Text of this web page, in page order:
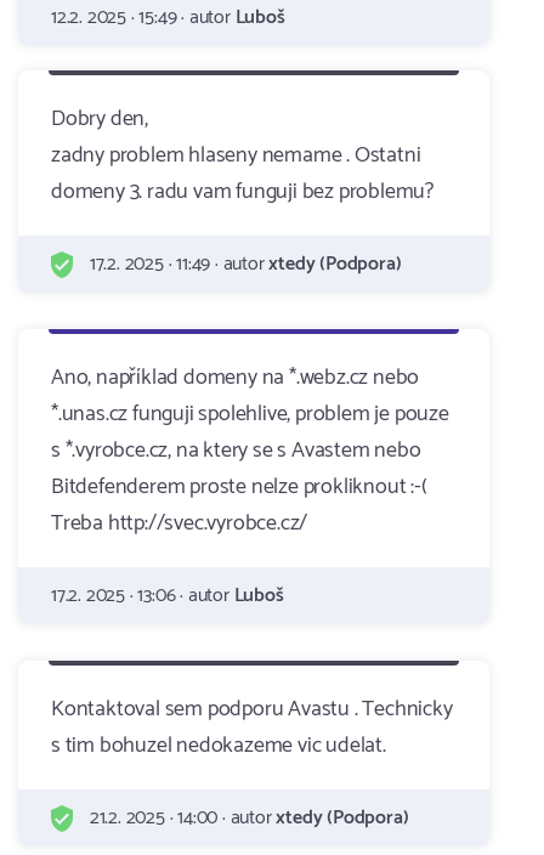
12.2. 2025 · 15:49 · autorLuboš
Dobry den,
zadny problem hlaseny nemame . Ostatni
domeny 3. radu vam funguji bez problemu?
17.2. 2025 · 11:49 · autorxtedy (Podpora)
Ano, například domeny na *.webz.cz nebo
*.unas.cz funguji spolehlive, problem je pouze
s *.vyrobce.cz, na ktery se s Avastem nebo
Bitdefenderem proste nelze prokliknout :-(
Treba http://svec.vyrobce.cz/
17.2. 2025 · 13:06 · autorLuboš
Kontaktoval sem podporu Avastu . Technicky
s tim bohuzel nedokazeme vic udelat.
21.2. 2025 · 14:00 · autorxtedy (Podpora)